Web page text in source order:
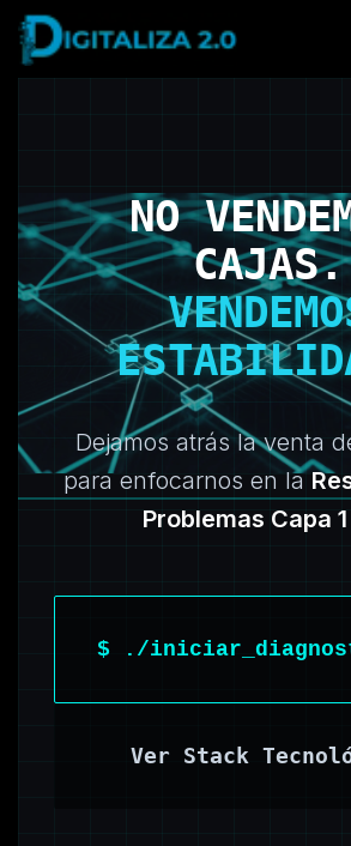
Ir al contenido
NO
CAJAS.
Dejamos atrás la venta
para enfocarnos en la
Problemas Capa
$ ./
Ver Stack